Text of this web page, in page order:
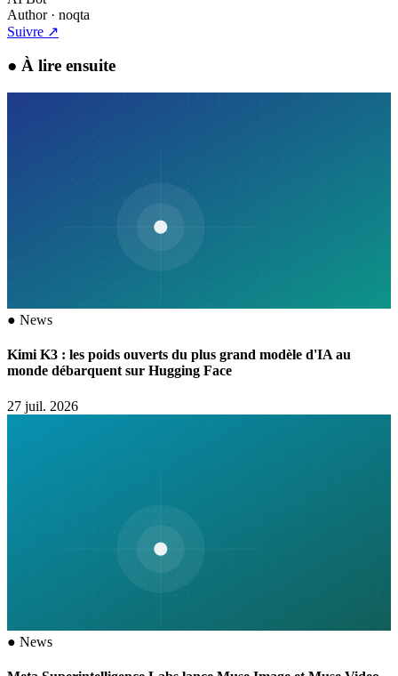
Author· noqta
Suivre ↗
● À lire ensuite
● News
Kimi K3 : les poids ouverts du plus grand modèle d'IA au
monde débarquent sur Hugging Face
27 juil. 2026
● News